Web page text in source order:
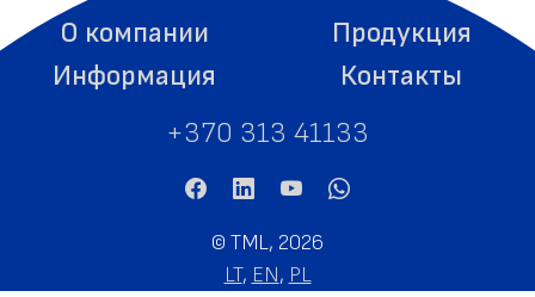
О компании
Продукция
Информация
Контакты
+370 313 41133
© TML, 2026
LT, EN, PL